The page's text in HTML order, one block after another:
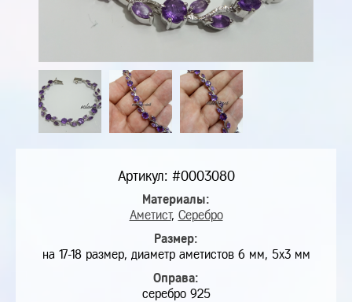
Артикул: #0003080
Материалы:
Аметист, Серебро
Размер:
на 17-18 размер, диаметр аметистов 6 мм, 5х3 мм
Оправа:
серебро 925